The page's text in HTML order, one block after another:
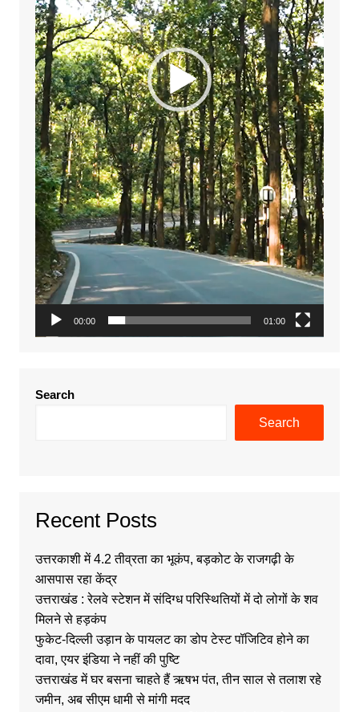
00:00 01:00
Search
Search
Recent Posts
उत्तरकाशी में 4.2 तीव्रता का भूकंप, बड़कोट के राजगढ़ी के
आसपास रहा केंद्र
उत्तराखंड : रेलवे स्टेशन में संदिग्ध परिस्थितियों में दो लोगों के शव
मिलने से हड़कंप
फुकेट-दिल्ली उड़ान के पायलट का डोप टेस्ट पॉजिटिव होने का
दावा, एयर इंडिया ने नहीं की पुष्टि
उत्तराखंड में घर बसना चाहते हैं ऋषभ पंत, तीन साल से तलाश रहे
जमीन, अब सीएम धामी से मांगी मदद